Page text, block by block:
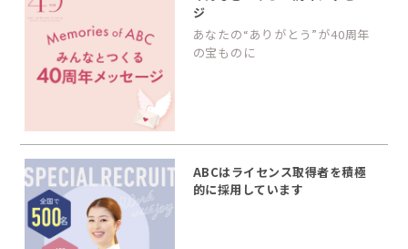
ジ
あなたの“ありがとう”が40周年
の宝ものに
ABCはライセンス取得者を積極
的に採用しています